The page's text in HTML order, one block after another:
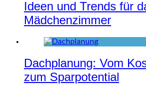
Ideen und Trends für
Mädchenzimmer
Dachplanung: Vom
zum Sparpotential